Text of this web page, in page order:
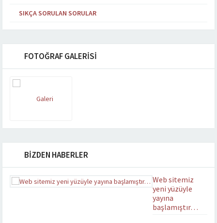
SIKÇA SORULAN SORULAR
FOTOĞRAF GALERİSİ
BİZDEN HABERLER
Web sitemiz
yeni yüzüyle
yayına
başlamıştır…